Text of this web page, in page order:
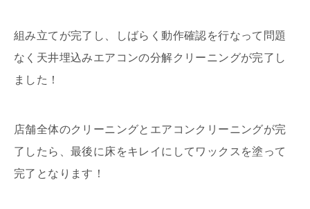
組み立てが完了し、しばらく動作確認を行なって問題
なく天井埋込みエアコンの分解クリーニングが完了し
ました！
店舗全体のクリーニングとエアコンクリーニングが完
了したら、最後に床をキレイにしてワックスを塗って
完了となります！